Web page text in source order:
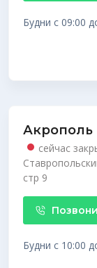
Будни с 09:00
Акрополь
сейчас
стр 9
Будни с 10:00